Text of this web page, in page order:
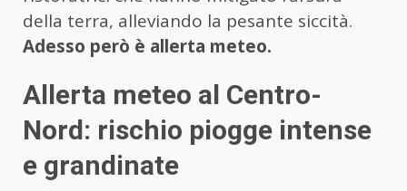
della terra, alleviando la pesante siccità.
Adesso però è allerta meteo.
Allerta meteo al Centro-
Nord: rischio piogge intense
e grandinate